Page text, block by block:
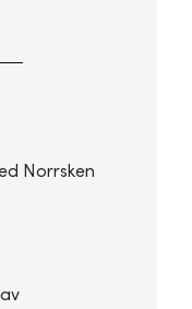
Norrsken